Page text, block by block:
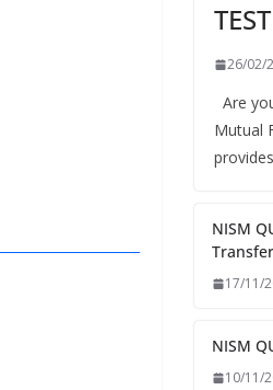
26/02/
Are
Mutual
NISM
17/11/
NISM
10/11/